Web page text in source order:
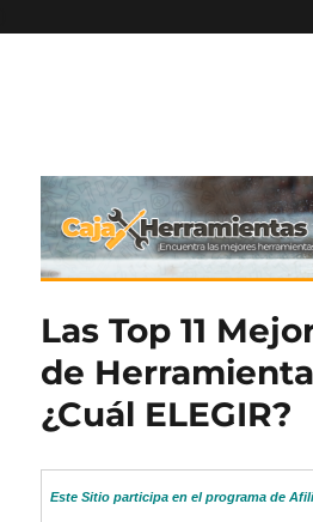
Las Top 11
de
¿Cuál ELEGIR?
Este Sitio participa en el programa de